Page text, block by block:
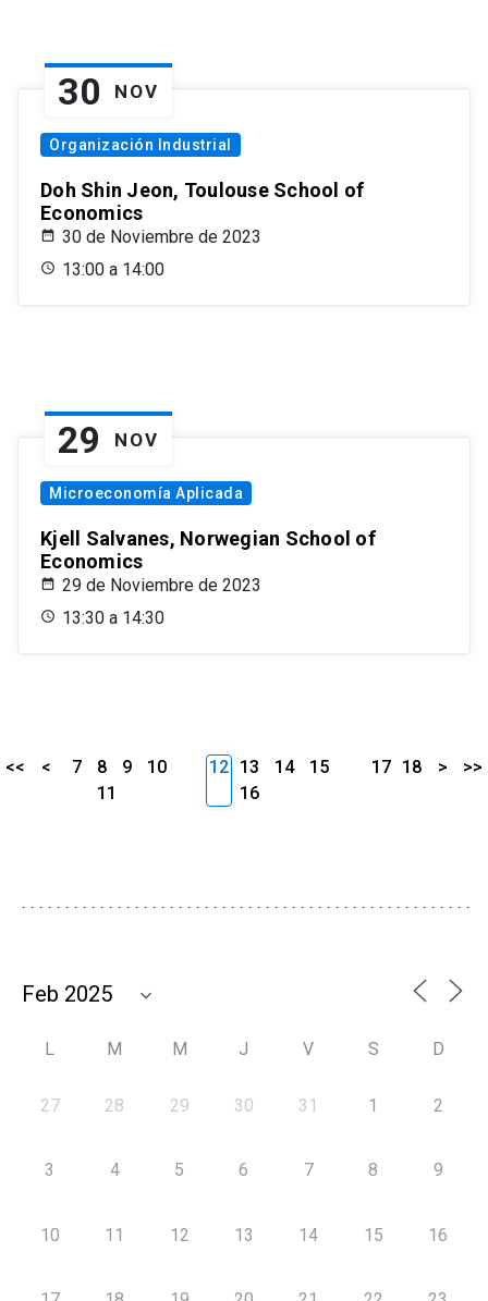
30 NOV
Organización Industrial
Doh Shin Jeon, Toulouse School of
Economics
30 de Noviembre de 2023
13:00 a 14:00
29 NOV
Microeconomía Aplicada
Kjell Salvanes, Norwegian School of
Economics
29 de Noviembre de 2023
13:30 a 14:30
<< < 7 8 9
10
11
12 13 14
15
16
17 18 > >>
L M M J V S D
27 28 29 30 31 1 2
3 4 5 6 7 8 9
10 11 12 13 14 15 16